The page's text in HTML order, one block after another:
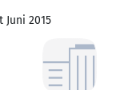
Juni 2015